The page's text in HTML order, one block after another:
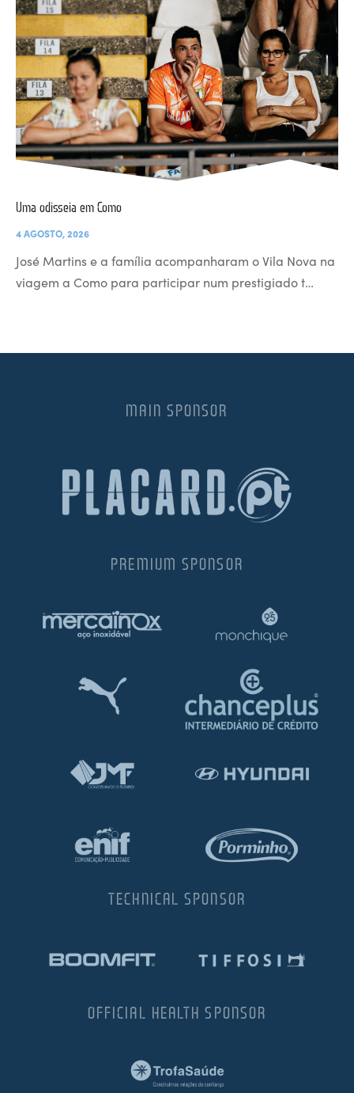
Uma odisseia em Como
4 AGOSTO, 2026
José Martins e a família acompanharam o Vila Nova na
viagem a Como para participar num prestigiado t…
MAIN SPONSOR
PREMIUM SPONSOR
TECHNICAL SPONSOR
OFFICIAL HEALTH SPONSOR